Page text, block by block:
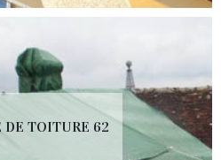
DE TOITURE 62